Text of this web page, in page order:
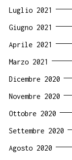
Luglio 2021
Giugno 2021
Aprile 2021
Marzo 2021
Dicembre 2020
Novembre 2020
Ottobre 2020
Settembre 2020
Agosto 2020